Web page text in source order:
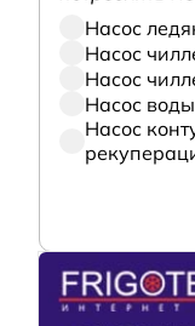
Насос
Насос
Насос
Насос
Насос